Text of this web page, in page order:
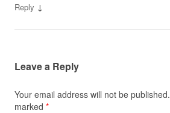
Reply ↓
Leave a Reply
Your email address will not be published.
marked *